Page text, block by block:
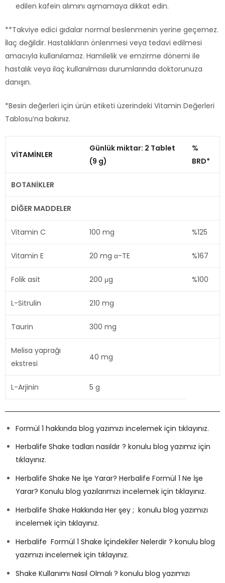
edilen kafein alımını aşmamaya dikkat edin.
**Takviye edici gıdalar normal beslenmenin yerine geçemez.
İlaç değildir. Hastalıkların önlenmesi veya tedavi edilmesi
amacıyla kullanılamaz. Hamilelik ve emzirme dönemi ile
hastalık veya ilaç kullanılması durumlarında doktorunuza
danışın.
*Besin değerleri için ürün etiketi üzerindeki Vitamin Değerleri
Tablosu’na bakınız.
VİTAMİNLER
Günlük miktar: 2 Tablet
(9 g)
%
BRD*
BOTANİKLER
DİĞER MADDELER
Vitamin C 100 mg %125
Vitamin E 20 mg α-TE %167
Folik asit 200 μg %100
L-Sitrulin 210 mg
Taurin 300 mg
Melisa yaprağı
ekstresi
40 mg
L-Arjinin 5 g
Formül 1 hakkında blog yazımızı incelemek için tıklayınız.
Herbalife Shake tadları nasıldır ? konulu blog yazımız için
tıklayınız.
Herbalife Shake Ne İşe Yarar? Herbalife Formül 1 Ne İşe
Yarar? Konulu blog yazılarımızı incelemek için tıklayınız.
Herbalife Shake Hakkında Her şey ; konulu blog yazımızı
incelemek için tıklayınız.
Herbalife Formül 1 Shake İçindekiler Nelerdir ? konulu blog
yazımızı incelemek için tıklayınız.
Shake Kullanımı Nasıl Olmalı ? konulu blog yazımızı